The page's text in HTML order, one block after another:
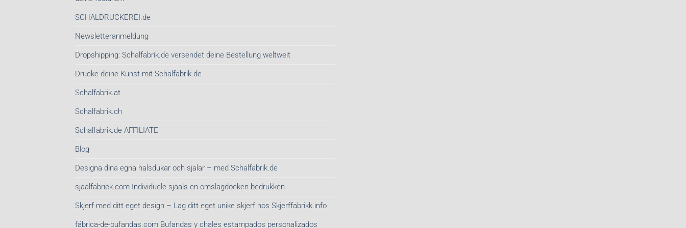
SCHALDRUCKEREI.de
Newsletteranmeldung
Dropshipping: Schalfabrik.de versendet deine Bestellung weltweit
Drucke deine Kunst mit Schalfabrik.de
Schalfabrik.at
Schalfabrik.ch
Schalfabrik.de AFFILIATE
Blog
Designa dina egna halsdukar och sjalar – med Schalfabrik.de
sjaalfabriek.com Individuele sjaals en omslagdoeken bedrukken
Skjerf med ditt eget design – Lag ditt eget unike skjerf hos Skjerffabrikk.info
fábrica-de-bufandas.com Bufandas y chales estampados personalizados